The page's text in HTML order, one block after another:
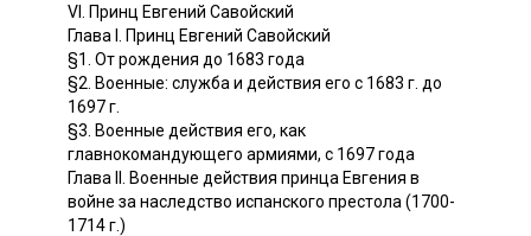
VI. Принц Евгений Савойский
Глава I. Принц Евгений Савойский
§1. От рождения до 1683 года
§2. Военные: служба и действия его с 1683 г. до
1697 г.
§3. Военные действия его, как
главнокомандующего армиями, с 1697 года
Глава II. Военные действия принца Евгения в
войне за наследство испанского престола (1700-
1714 г.)